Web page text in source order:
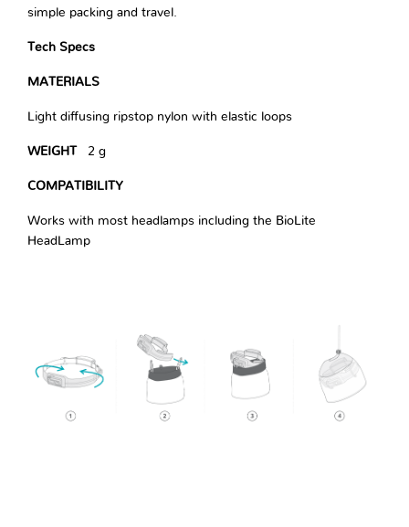
simple packing and travel.
Tech Specs
MATERIALS
Light diffusing ripstop nylon with elastic loops
WEIGHT 2 g
COMPATIBILITY
Works with most headlamps including the BioLite
HeadLamp